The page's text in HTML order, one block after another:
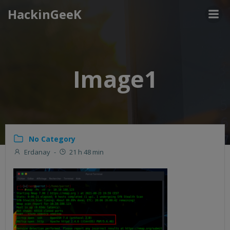
HackinGeeK
Image1
No Category
Erdanay - 21 h 48 min